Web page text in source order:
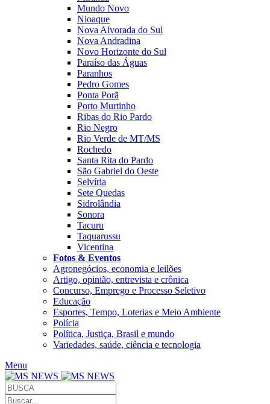
Mundo Novo
Nioaque
Nova Alvorada do Sul
Nova Andradina
Novo Horizonte do Sul
Paraíso das Águas
Paranhos
Pedro Gomes
Ponta Porã
Porto Murtinho
Ribas do Rio Pardo
Rio Negro
Rio Verde de MT/MS
Rochedo
Santa Rita do Pardo
São Gabriel do Oeste
Selvíria
Sete Quedas
Sidrolândia
Sonora
Tacuru
Taquarussu
Vicentina
Fotos & Eventos
Agronegócios, economia e leilões
Artigo, opinião, entrevista e crônica
Concurso, Emprego e Processo Seletivo
Educação
Esportes, Tempo, Loterias e Meio Ambiente
Polícia
Política, Justiça, Brasil e mundo
Variedades, saúde, ciência e tecnologia
Menu